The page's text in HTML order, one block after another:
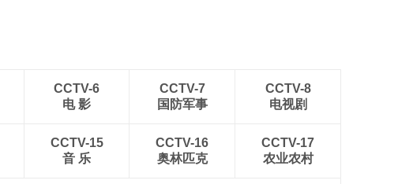
CCTV-6
电 影
CCTV-7
国防军事
CCTV-8
电视剧
CCTV-15
音 乐
CCTV-16
奥林匹克
CCTV-17
农业农村